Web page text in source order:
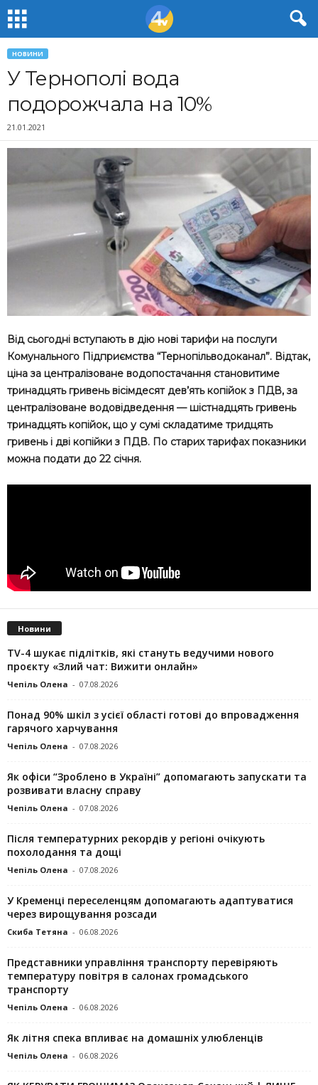
НОВИНИ
У Тернополі вода
подорожчала на 10%
21.01.2021
Від сьогодні вступають в дію нові тарифи на послуги
Комунального Підприємства “Тернопільводоканал”. Відтак,
ціна за централізоване водопостачання становитиме
тринадцять гривень вісімдесят дев’ять копійок з ПДВ, за
централізоване водовідведення — шістнадцять гривень
тринадцять копійок, що у сумі складатиме тридцять
гривень і дві копійки з ПДВ. По старих тарифах показники
можна подати до 22 січня.
Новини
TV-4 шукає підлітків, які стануть ведучими нового
проєкту «Злий чат: Вижити онлайн»
Чепіль Олена - 07.08.2026
Понад 90% шкіл з усієї області готові до впровадження
гарячого харчування
Чепіль Олена - 07.08.2026
Як офіси “Зроблено в Україні” допомагають запускaти та
розвивати власну справу
Чепіль Олена - 07.08.2026
Після температурних рекордів у регіоні очікують
похолодання та дощі
Чепіль Олена - 07.08.2026
У Кременці переселенцям допомагають адаптуватися
через вирощування розсади
Скиба Тетяна - 06.08.2026
Представники управління транспорту перевіряють
температуру повітря в салонах громадського
транспорту
Чепіль Олена - 06.08.2026
Як літня спека впливає на домашніх улюбленців
Чепіль Олена - 06.08.2026